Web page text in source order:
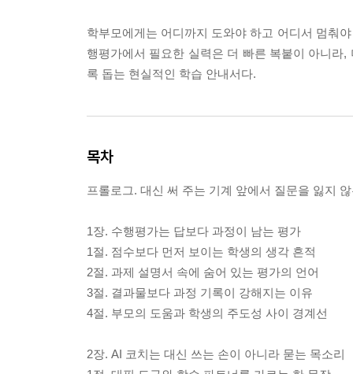
학부모에게는 어디까지 도와야 하고 어디서 멈춰
행평가에서 필요한 실력은 더 빠른 복붙이 아니라
록 돕는 현실적인 학습 안내서다.
목차
프롤로그. 대신 써 주는 기계 앞에서 질문을 잃지
1장. 수행평가는 답보다 과정이 남는 평가
1절. 점수보다 먼저 보이는 학생의 생각 흔적
2절. 과제 설명서 속에 숨어 있는 평가의 언어
3절. 결과물보다 과정 기록이 강해지는 이유
4절. 부모의 도움과 학생의 주도성 사이 경계선
2장. AI 코치는 대신 쓰는 손이 아니라 묻는 목소리